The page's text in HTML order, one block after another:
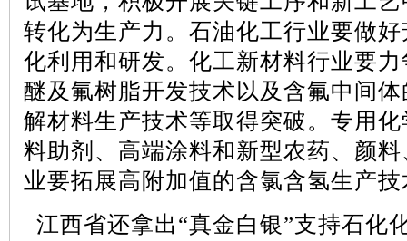
转化为生产力。石油化工行业要做
化利用和研发。化工新材料行业要
醚及氟树脂开发技术以及含氟中间
解材料生产技术等取得突破。专用
料助剂、高端涂料和新型农药、颜
业要拓展高附加值的含氯含氢生产技
江西省还拿出 “真金白银”支持石化